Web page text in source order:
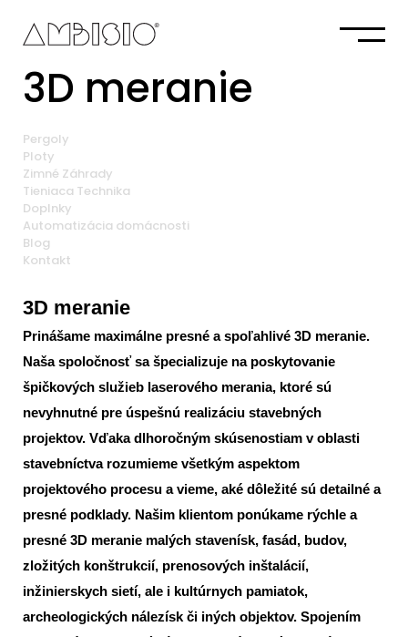
3D meranie
Pergoly
Ploty
Zimné Záhrady
Tieniaca Technika
Doplnky
Automatizácia domácnosti
Blog
Kontakt
3D meranie
Prinášame maximálne presné a spoľahlivé 3D meranie.
Naša spoločnosť sa špecializuje na poskytovanie
špičkových služieb laserového merania, ktoré sú
nevyhnutné pre úspešnú realizáciu stavebných
projektov. Vďaka dlhoročným skúsenostiam v oblasti
stavebníctva rozumieme všetkým aspektom
projektového procesu a vieme, aké dôležité sú detailné a
presné podklady. Našim klientom ponúkame rýchle a
presné 3D meranie malých stavenísk, fasád, budov,
zložitých konštrukcií, prenosových inštalácií,
inžinierskych sietí, ale i kultúrnych pamiatok,
archeologických nálezísk či iných objektov. Spojením